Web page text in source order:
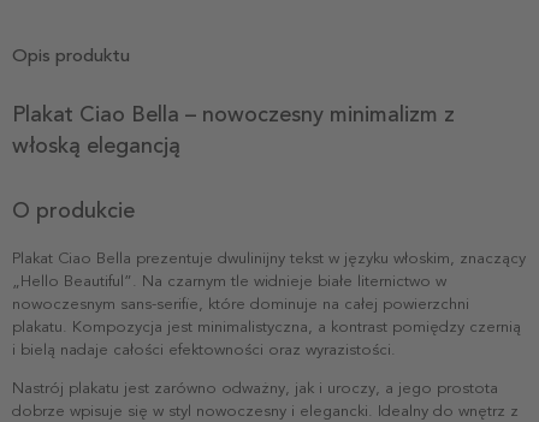
Opis produktu
Plakat Ciao Bella – nowoczesny minimalizm z
włoską elegancją
O produkcie
Plakat Ciao Bella prezentuje dwulinijny tekst w języku włoskim, znaczący
„Hello Beautiful”. Na czarnym tle widnieje białe liternictwo w
nowoczesnym sans-serifie, które dominuje na całej powierzchni
plakatu. Kompozycja jest minimalistyczna, a kontrast pomiędzy czernią
i bielą nadaje całości efektowności oraz wyrazistości.
Nastrój plakatu jest zarówno odważny, jak i uroczy, a jego prostota
dobrze wpisuje się w styl nowoczesny i elegancki. Idealny do wnętrz z